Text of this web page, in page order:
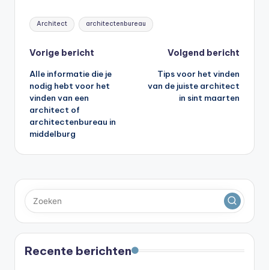
Tags:
Architect architectenbureau
Bericht
navigatie
Vorige bericht
Alle informatie die je
nodig hebt voor het
vinden van een
architect of
architectenbureau in
middelburg
Volgend bericht
Tips voor het vinden
van de juiste architect
in sint maarten
Recente berichten